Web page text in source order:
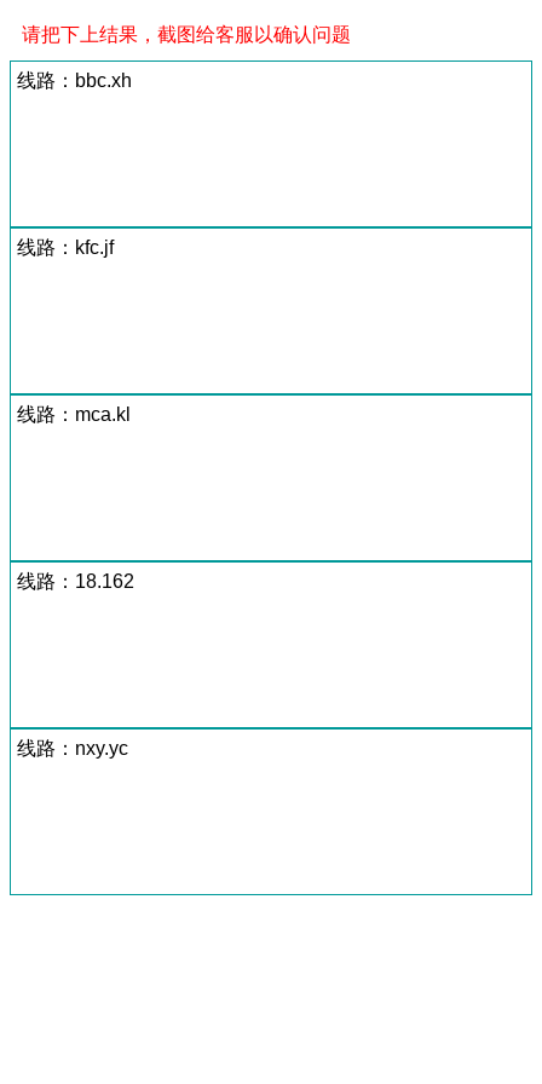
请把下上结果，截图给客服以确认问题
线路：bbc.xh
线路：kfc.jf
线路：mca.kl
线路：18.162
线路：nxy.yc